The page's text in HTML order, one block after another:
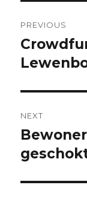
PREVIOUS
Previous
post:
NEXT
Next
post: